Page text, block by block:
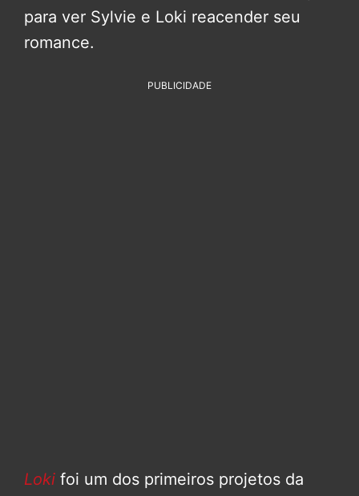
para ver Sylvie e Loki reacender seu
romance.
PUBLICIDADE
Loki foi um dos primeiros projetos da